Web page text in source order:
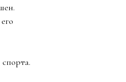
спорта.